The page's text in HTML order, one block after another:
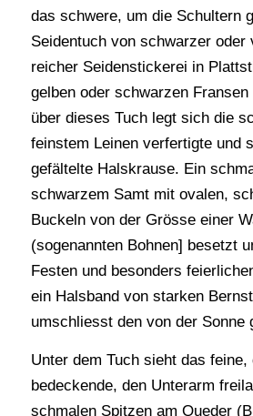
das schwere, um die Schultern
Seidentuch von schwarzer oder
reicher Seidenstickerei in
gelben oder schwarzen
über dieses Tuch legt sich die
feinstem Leinen verfertigte und
gefältelte Halskrause. Ein
schwarzem Samt mit ovalen,
Buckeln von der Grösse einer
(sogenannten Bohnen] besetzt
Festen und besonders
ein Halsband von starken
umschliesst den von der Sonne
Unter dem Tuch sieht das feine,
bedeckende, den Unterarm
schmalen Spitzen am Queder